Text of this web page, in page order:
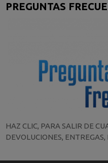
PREGUNTAS
HAZ CLIC, PARA SALIR DE
DEVOLUCIONES, ENTREGAS,